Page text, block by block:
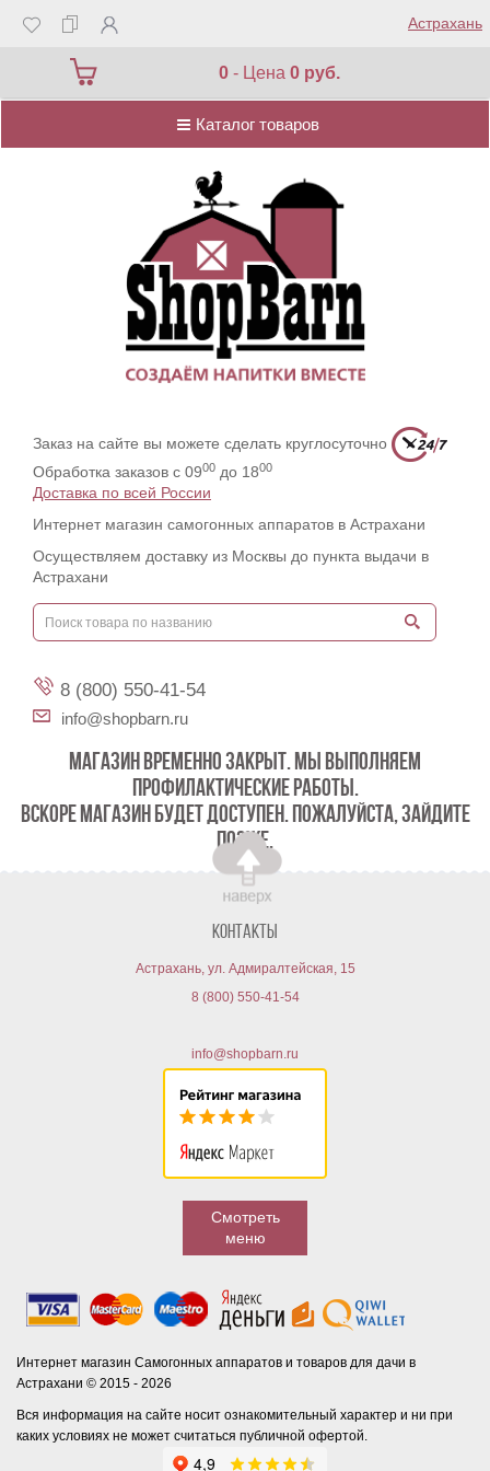
Астрахань
0 - Цена0 руб.
Каталог товаров
Каталог товаров
Заказ на сайте вы можете сделать круглосуточно
Обработка заказов с 0900 до 1800
Доставка по всей России
Интернет магазин самогонных аппаратов в Астрахани
Осуществляем доставку из Москвы до пункта выдачи в
Астрахани
8 (800) 550-41-54
info@shopbarn.ru
МАГАЗИН ВРЕМЕННО ЗАКРЫТ. МЫ ВЫПОЛНЯЕМ
ПРОФИЛАКТИЧЕСКИЕ РАБОТЫ.
ВСКОРЕ МАГАЗИН БУДЕТ ДОСТУПЕН. ПОЖАЛУЙСТА, ЗАЙДИТЕ
ПОЗЖЕ.
Контакты
Астрахань, ул. Адмиралтейская, 15
8 (800) 550-41-54
info@shopbarn.ru
Смотреть
меню
Интернет магазин Самогонных аппаратов и товаров для дачи в
Астрахани © 2015 - 2026
Вся информация на сайте носит ознакомительный характер и ни при
каких условиях не может считаться публичной офертой.